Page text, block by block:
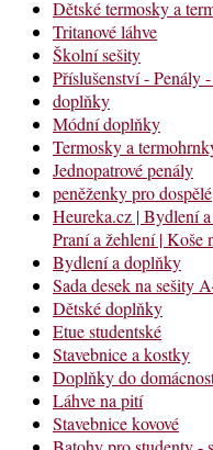
Dětské termosky a
Tritanové láhve
Školní sešity
Příslušenství - Penály
doplňky
Módní doplňky
Termosky a
Jednopatrové penály
peněženky pro dospělé
Heureka.cz | Bydlení
Praní a žehlení | Koše
Bydlení a doplňky
Sada desek na sešity
Dětské doplňky
Etue studentské
Stavebnice a kostky
Doplňky do
Láhve na pití
Stavebnice kovové